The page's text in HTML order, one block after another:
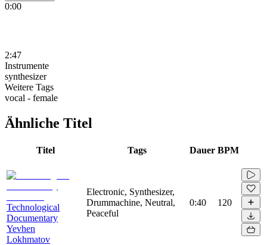
0:00
2:47
Instrumente
synthesizer
Weitere Tags
vocal - female
Ähnliche Titel
Titel Tags Dauer BPM
Technological
Documentary
Yevhen
Lokhmatov
Electronic, Synthesizer,
Drummachine, Neutral,
Peaceful
0:40 120